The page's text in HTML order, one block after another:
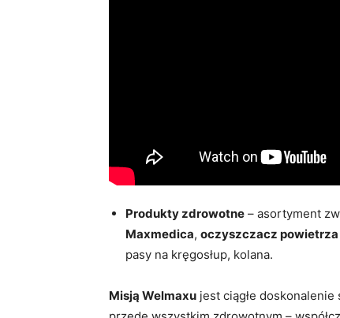
Produkty zdrowotne – asortyment
Maxmedica, oczyszczacz
pasy na kręgosłup, kolana.
Misją Welmaxu jest ciągłe